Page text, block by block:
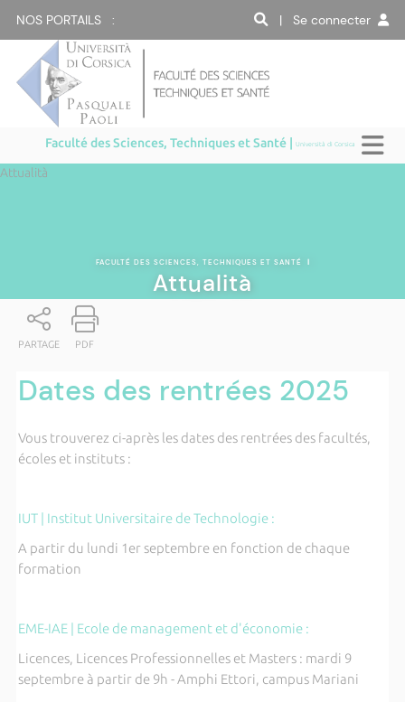
NOS PORTAILS : | Se connecter
Faculté des Sciences, Techniques et Santé |Università di Corsica
Attualità
FACULTÉ DES SCIENCES, TECHNIQUES ET SANTÉ |
Attualità
PARTAGE PDF
Dates des rentrées 2025
Vous trouverez ci-après les dates des rentrées des facultés,
écoles et instituts :
IUT | Institut Universitaire de Technologie :
A partir du lundi 1er septembre en fonction de chaque
formation
EME-IAE | Ecole de management et d'économie :
Licences, Licences Professionnelles et Masters : mardi 9
septembre à partir de 9h - Amphi Ettori, campus Mariani